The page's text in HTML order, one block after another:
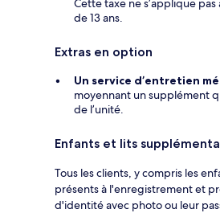
Cette taxe ne s’applique
de 13 ans.
Extras en option
Un service d’entretien
moyennant un supplément
de l’unité.
Enfants et lits
Tous les clients, y compris les
présents à l'enregistrement et
d'identité avec photo ou leur